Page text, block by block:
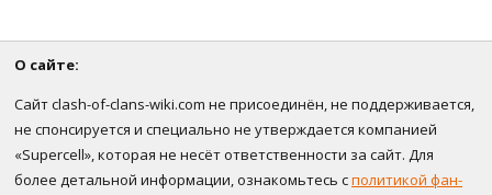
О сайте:
Сайт clash-of-clans-wiki.com не присоединён, не поддерживается,
не спонсируется и специально не утверждается компанией
«Supercell», которая не несёт ответственности за сайт. Для
более детальной информации, ознакомьтесь сполитикой фан-